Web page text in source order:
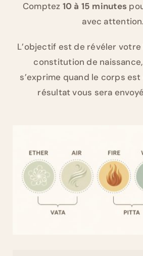
Comptez 10 à 15 minutes
avec attention.
L’objectif est de révéler votre
constitution de
s’exprime quand le corps
résultat vous sera envoyé